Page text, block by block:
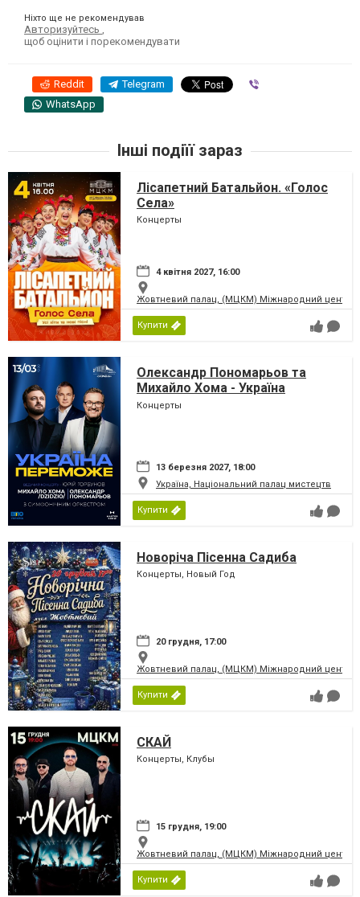
Ніхто ще не рекомендував
Авторизуйтесь
щоб оцінити і порекомендувати
Reddit Telegram
WhatsApp
Інші подіїї зараз
Лісапетний Батальйон. «Голос
Села»
Концерты
4 квітня 2027, 16:00
Жовтневий палац, (МЦКМ) Міжнародний центр
Купити
Олександр Пономарьов та
Михайло Хома - Україна
Переможе!
Концерты
13 березня 2027, 18:00
Україна, Національний палац мистецтв
Купити
Новоріча Пісенна Садиба
Концерты, Новый Год
20 грудня, 17:00
Жовтневий палац, (МЦКМ) Міжнародний центр
Купити
СКАЙ
Концерты, Клубы
15 грудня, 19:00
Жовтневий палац, (МЦКМ) Міжнародний центр
Купити